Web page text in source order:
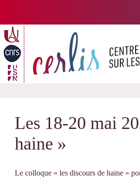
Les 18-20 mai
haine »
Le colloque « les discours de haine »